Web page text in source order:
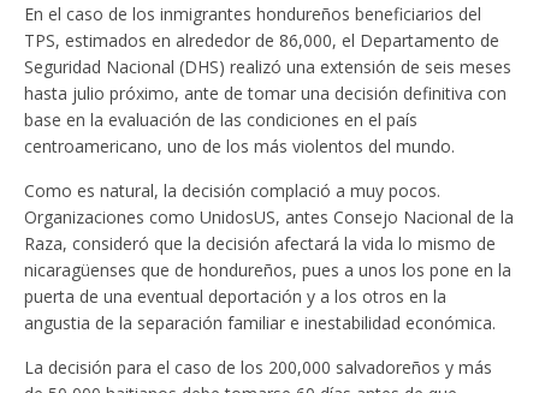
En el caso de los inmigrantes hondureños beneficiarios del
TPS, estimados en alrededor de 86,000, el Departamento de
Seguridad Nacional (DHS) realizó una extensión de seis meses
hasta julio próximo, ante de tomar una decisión definitiva con
base en la evaluación de las condiciones en el país
centroamericano, uno de los más violentos del mundo.
Como es natural, la decisión complació a muy pocos.
Organizaciones como UnidosUS, antes Consejo Nacional de la
Raza, consideró que la decisión afectará la vida lo mismo de
nicaragüenses que de hondureños, pues a unos los pone en la
puerta de una eventual deportación y a los otros en la
angustia de la separación familiar e inestabilidad económica.
La decisión para el caso de los 200,000 salvadoreños y más